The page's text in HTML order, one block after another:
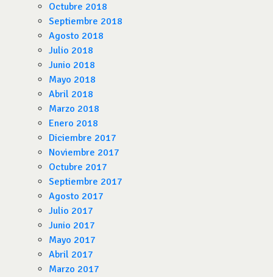
Octubre 2018
Septiembre 2018
Agosto 2018
Julio 2018
Junio 2018
Mayo 2018
Abril 2018
Marzo 2018
Enero 2018
Diciembre 2017
Noviembre 2017
Octubre 2017
Septiembre 2017
Agosto 2017
Julio 2017
Junio 2017
Mayo 2017
Abril 2017
Marzo 2017